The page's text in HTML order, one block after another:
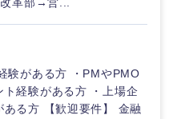
験がある方 ・PMやPMO
ト経験がある方 ・上場企
る方 【歓迎要件】 金融